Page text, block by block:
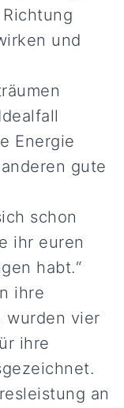
und
Energie
gute
schon
ihr euren
habt.“
ihre
wurden vier
ihre
an